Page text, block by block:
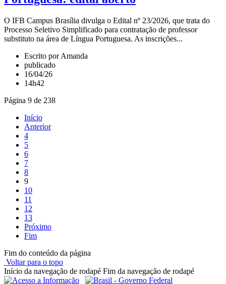
O IFB Campus Brasília divulga o Edital nº 23/2026, que trata do
Processo Seletivo Simplificado para contratação de professor
substituto na área de Língua Portuguesa. As inscrições...
Escrito por Amanda
publicado
16/04/26
14h42
Página 9 de 238
Início
Anterior
4
5
6
7
8
9
10
11
12
13
Próximo
Fim
Fim do conteúdo da página
Voltar para o topo
Início da navegação de rodapé Fim da navegação de rodapé